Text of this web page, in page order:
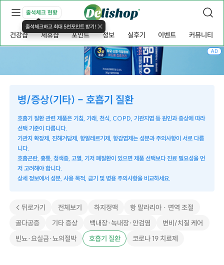
출석체크 현황
출석체크하고 최대 5천포인트 받기!
건강샵 제휴샵 포인트 정보 실후기 이벤트 커뮤니티
병/증상(기타) - 호흡기 질환
호흡기 질환 관련 제품은 기침, 가래, 천식, COPD, 기관지염 등 원인과 증상에 따라
선택 기준이 다릅니다.
기관지 확장제, 진해거담제, 항알레르기제, 항감염제는 성분과 주의사항이 서로 다릅
니다.
호흡곤란, 흉통, 청색증, 고열, 기저 폐질환이 있으면 제품 선택보다 진료 필요성을 먼
저 고려해야 합니다.
상세 정보에서 성분, 사용 목적, 금기 및 병용 주의사항을 비교하세요.
< 뒤로가기 전체보기 하지정맥
항 말라리아 · 면역 조절
골다공증
기타 증상 백내장·녹내장·안검염
변비/치질 케어
빈뇨·요실금·뇨의절박
호흡기 질환 코로나 19 치료제
AD